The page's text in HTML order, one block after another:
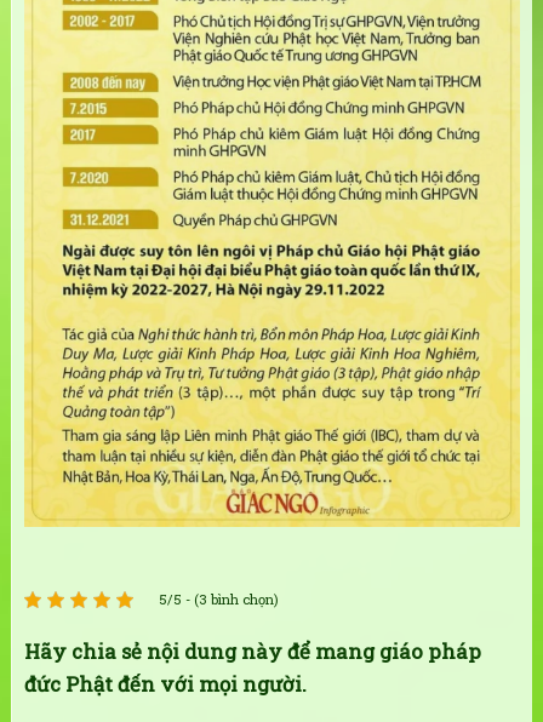
5/5 - (3 bình chọn)
Hãy chia sẻ nội dung này để mang giáo pháp
đức Phật đến với mọi người.